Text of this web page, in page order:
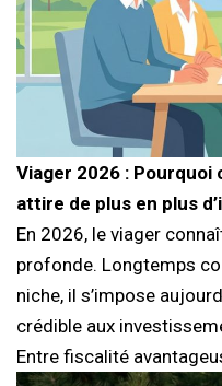
Viager 2026 :
attire de plus en plus
En 2026, le viager
profonde. Longtemps
niche, il s’impose
crédible aux
Entre fiscalité